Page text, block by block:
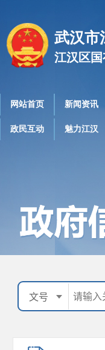
武汉市
江汉区
网站首页 新闻资讯
政民互动 魅力江汉